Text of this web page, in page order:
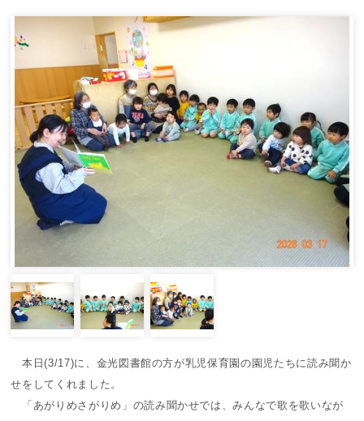
本日(3/17)に、金光図書館の方が乳児保育園の園児たちに読み聞か
せをしてくれました。
「あがりめさがりめ」の読み聞かせでは、みんなで歌を歌いなが